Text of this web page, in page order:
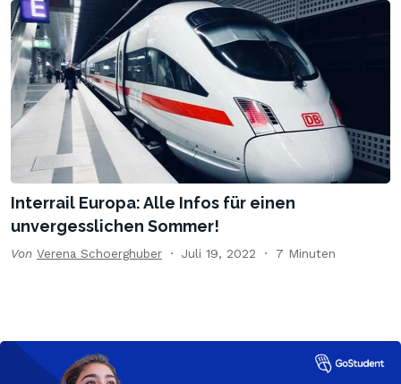
Interrail Europa: Alle Infos für einen
unvergesslichen Sommer!
Von Verena Schoerghuber Juli 19, 2022 7 Minuten